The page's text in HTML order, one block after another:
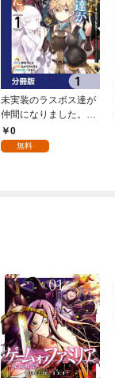
未実装のラスボス達が
仲間になりました。
【分冊版】 1
0
無料